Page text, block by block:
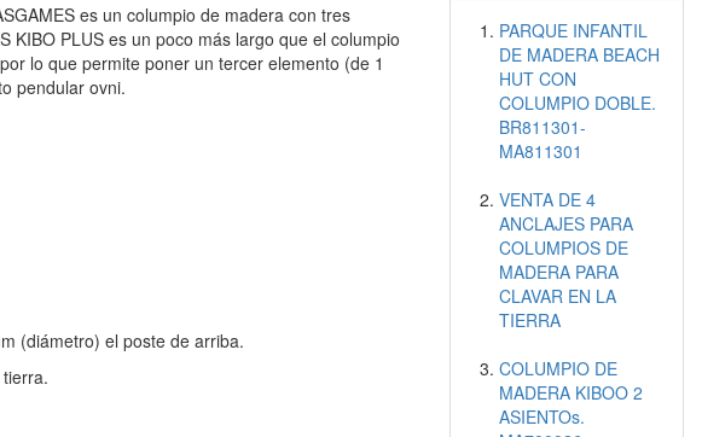
es un columpio de madera con tres
KIBO PLUS es un poco más largo que el columpio
lo que permite poner un tercer elemento (de 1
pendular ovni.
(diámetro) el poste de arriba.
PARQUE INFANTIL
DE MADERA BEACH
HUT CON
COLUMPIO DOBLE.
BR811301-
MA811301
VENTA DE 4
ANCLAJES PARA
COLUMPIOS DE
MADERA PARA
CLAVAR EN LA
TIERRA
COLUMPIO DE
MADERA KIBOO 2
ASIENTOs.